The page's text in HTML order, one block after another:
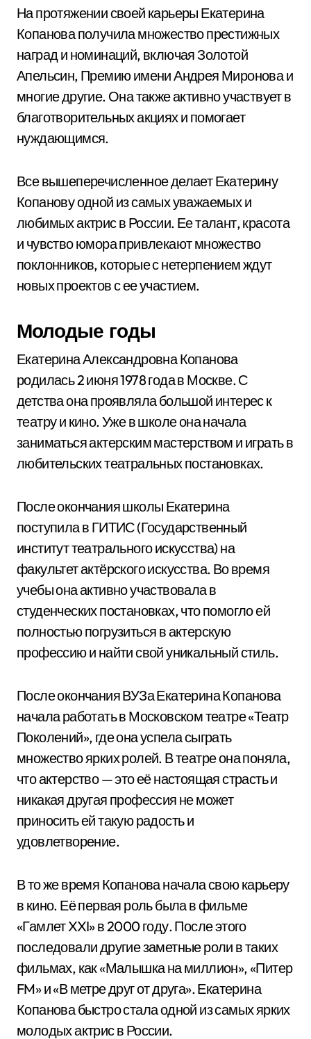
На протяжении своей карьеры Екатерина
Копанова получила множество престижных
наград и номинаций, включая Золотой
Апельсин, Премию имени Андрея Миронова и
многие другие. Она также активно участвует в
благотворительных акциях и помогает
нуждающимся.
Все вышеперечисленное делает Екатерину
Копанову одной из самых уважаемых и
любимых актрис в России. Ее талант, красота
и чувство юмора привлекают множество
поклонников, которые с нетерпением ждут
новых проектов с ее участием.
Молодые годы
Екатерина Александровна Копанова
родилась 2 июня 1978 года в Москве. С
детства она проявляла большой интерес к
театру и кино. Уже в школе она начала
заниматься актерским мастерством и играть в
любительских театральных постановках.
После окончания школы Екатерина
поступила в ГИТИС (Государственный
институт театрального искусства) на
факультет актёрского искусства. Во время
учебы она активно участвовала в
студенческих постановках, что помогло ей
полностью погрузиться в актерскую
профессию и найти свой уникальный стиль.
После окончания ВУЗа Екатерина Копанова
начала работать в Московском театре «Театр
Поколений», где она успела сыграть
множество ярких ролей. В театре она поняла,
что актерство — это её настоящая страсть и
никакая другая профессия не может
приносить ей такую радость и
удовлетворение.
В то же время Копанова начала свою карьеру
в кино. Её первая роль была в фильме
«Гамлет XXI» в 2000 году. После этого
последовали другие заметные роли в таких
фильмах, как «Малышка на миллион», «Питер
FM» и «В метре друг от друга». Екатерина
Копанова быстро стала одной из самых ярких
молодых актрис в России.